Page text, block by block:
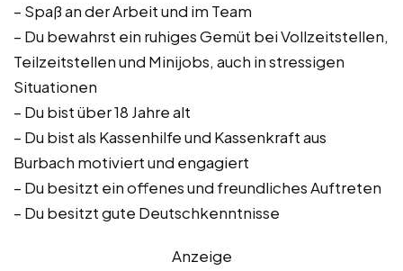
– Spaß an der Arbeit und im Team
– Du bewahrst ein ruhiges Gemüt bei Vollzeitstellen,
Teilzeitstellen und Minijobs, auch in stressigen
Situationen
– Du bist über 18 Jahre alt
– Du bist als Kassenhilfe und Kassenkraft aus
Burbach motiviert und engagiert
– Du besitzt ein offenes und freundliches Auftreten
– Du besitzt gute Deutschkenntnisse
Anzeige